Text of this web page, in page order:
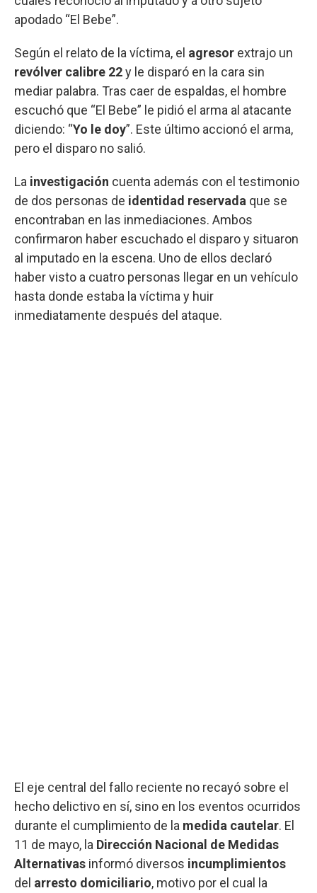
apodado “El Bebe”.
Según el relato de la víctima, el agresor extrajo un
revólver calibre 22y le disparó en la cara sin
mediar palabra. Tras caer de espaldas, el hombre
escuchó que “El Bebe” le pidió el arma al atacante
diciendo: “Yo le doy”. Este último accionó el arma,
pero el disparo no salió.
La investigación cuenta además con el testimonio
de dos personas de identidad reservada que se
encontraban en las inmediaciones. Ambos
confirmaron haber escuchado el disparo y situaron
al imputado en la escena. Uno de ellos declaró
haber visto a cuatro personas llegar en un vehículo
hasta donde estaba la víctima y huir
inmediatamente después del ataque.
El eje central del fallo reciente no recayó sobre el
hecho delictivo en sí, sino en los eventos ocurridos
durante el cumplimiento de la medida cautelar. El
11 de mayo, la Dirección Nacional de Medidas
Alternativas informó diversos incumplimientos
del arresto domiciliario, motivo por el cual la